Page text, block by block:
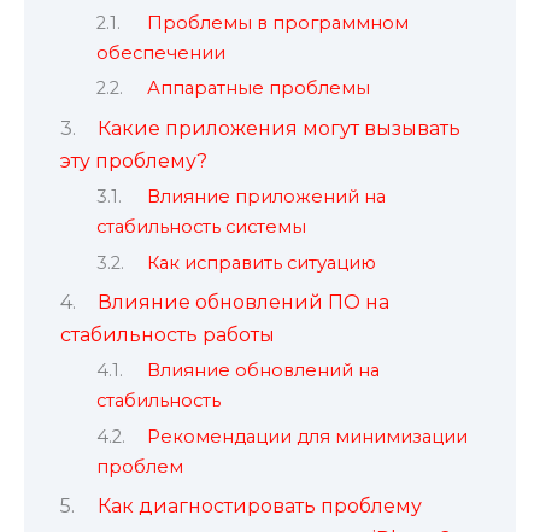
Проблемы в программном
обеспечении
Аппаратные проблемы
Какие приложения могут вызывать
эту проблему?
Влияние приложений на
стабильность системы
Как исправить ситуацию
Влияние обновлений ПО на
стабильность работы
Влияние обновлений на
стабильность
Рекомендации для минимизации
проблем
Как диагностировать проблему